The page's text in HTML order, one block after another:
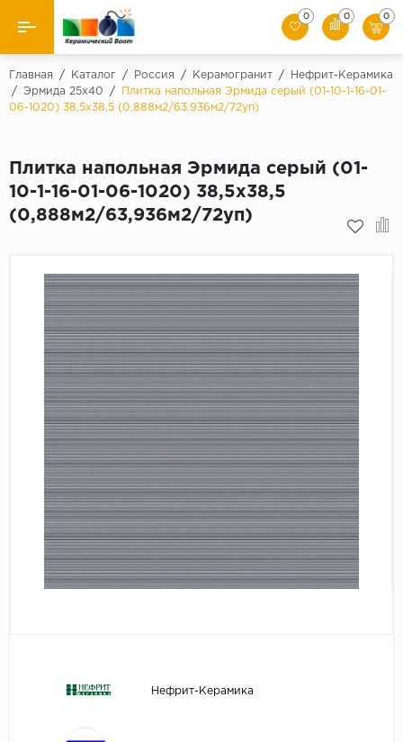
Назад
Производители
Керамогранит
Искусственный камень
Клинкер
0 0 0
Главная / Каталог / Россия / Керамогранит /
Нефрит-Керамика
/
Эрмида 25х40 /
Плитка напольная Эрмида серый (01-10-1-16-01-
06-1020) 38,5х38,5 (0,888м2/63,936м2/72уп)
Плитка напольная Эрмида серый (01-
10-1-16-01-06-1020) 38,5х38,5
(0,888м2/63,936м2/72уп)
Нефрит-Керамика